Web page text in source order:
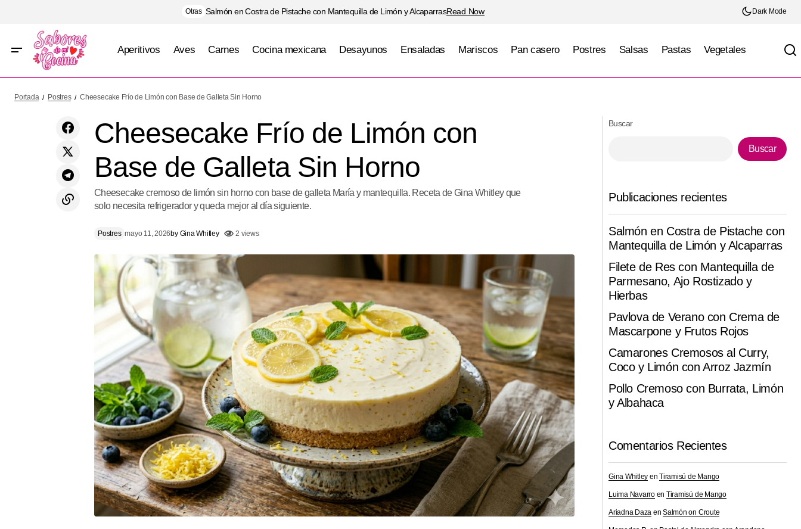
Otras Salmón en Costra de Pistache con Mantequilla de Limón y AlcaparrasRead Now Dark Mode
Aperitivos Aves Carnes Cocina mexicana Desayunos Ensaladas Mariscos Pan casero Postres Salsas Pastas Vegetales
Papas Smash con Queso y Salsa de Ajo
Cremosa
Postres
Portada Postres Cheesecake Frío de Limón con Base de Galleta Sin Horno
Cheesecake Frío de Limón con
Base de Galleta Sin Horno
Cheesecake cremoso de limón sin horno con base de galleta María y mantequilla. Receta de Gina Whitley que
solo necesita refrigerador y queda mejor al día siguiente.
Postres mayo 11, 2026by Gina Whitley 2 views
Buscar
Buscar
Publicaciones recientes
Salmón en Costra de Pistache con
Mantequilla de Limón y Alcaparras
Filete de Res con Mantequilla de
Parmesano, Ajo Rostizado y
Hierbas
Pavlova de Verano con Crema de
Mascarpone y Frutos Rojos
Camarones Cremosos al Curry,
Coco y Limón con Arroz Jazmín
Pollo Cremoso con Burrata, Limón
y Albahaca
Comentarios Recientes
Gina Whitley enTiramisú de Mango
Luima Navarroen Tiramisú de Mango
Ariadna Daza enSalmón on Croute